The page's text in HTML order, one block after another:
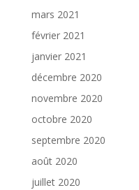
mars 2021
février 2021
janvier 2021
décembre 2020
novembre 2020
octobre 2020
septembre 2020
août 2020
juillet 2020